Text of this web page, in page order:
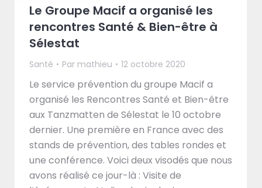
Le Groupe Macif a organisé les
rencontres Santé & Bien-être à
Sélestat
Santé Par mathieu 12 octobre 2020
Le service prévention du groupe Macif a
organisé les Rencontres Santé et Bien-être
aux Tanzmatten de Sélestat le 10 octobre
dernier. Une première en France avec des
stands de prévention, des tables rondes et
une conférence. Voici deux visodés que nous
avons réalisé ce jour-là : Visite de